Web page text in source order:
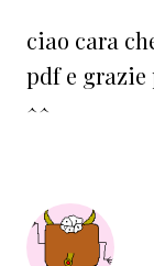
ciao cara
pdf e grazie
^^